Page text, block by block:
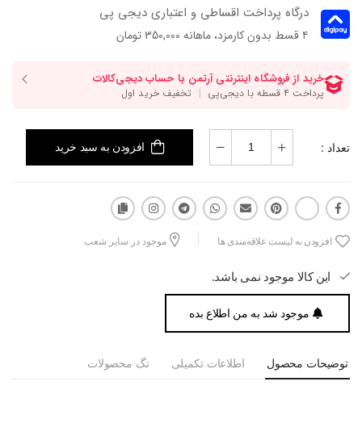
درگاه پرداخت اقساطی و اعتباری دیجی پی
۴ قسط بدون کارمزد، ماهانه 350,000 تومان
تعداد : افزودن به سبد خرید
افزودن به لیست علاقه‌مندی ها موجود در سایر شعب
این کالا موجود نمی باشد.
موجود شد به من اطلاع بده
توضیحات محصول اطلاعات تکمیلی تگ محصولات